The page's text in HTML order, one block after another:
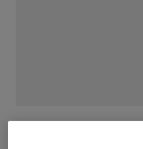
127,50Frankenfehlen